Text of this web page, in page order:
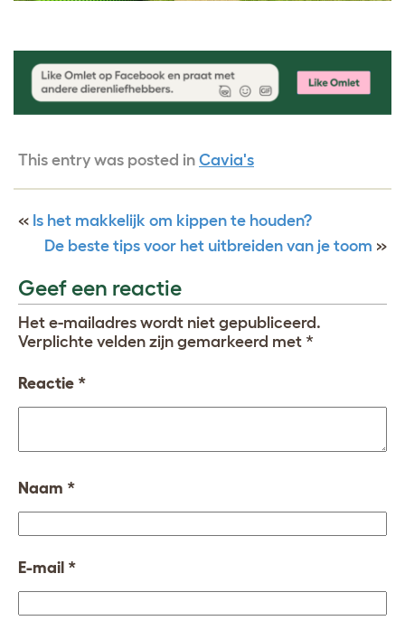
This entry was posted in Cavia's
« Is het makkelijk om kippen te houden?
De beste tips voor het uitbreiden van je toom »
Geef een reactie
Het e-mailadres wordt niet gepubliceerd.
Verplichte velden zijn gemarkeerd met *
Reactie *
Naam *
E-mail *